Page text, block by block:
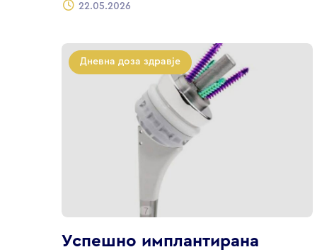
22.05.2026
Дневна доза здравје
Успешно имплантирана